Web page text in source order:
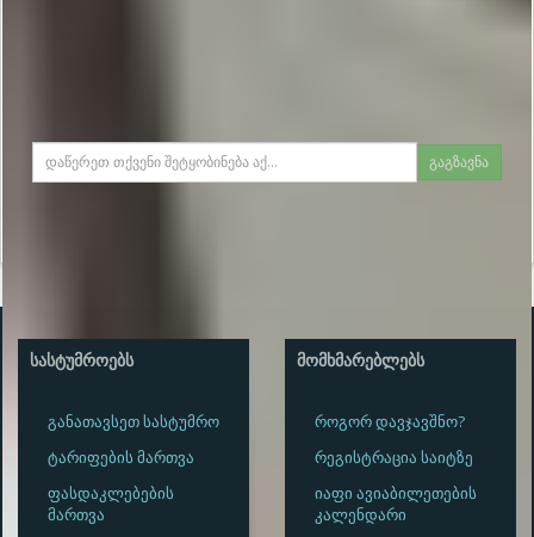
გაგზავნა
ᲡᲐᲡᲢᲣᲛᲠᲝᲔᲑᲡ
განათავსეთ სასტუმრო
ტარიფების მართვა
ფასდაკლებების
მართვა
ᲛᲝᲛᲮᲛᲐᲠᲔᲑᲚᲔᲑᲡ
როგორ დავჯავშნო?
რეგისტრაცია საიტზე
იაფი ავიაბილეთების
კალენდარი